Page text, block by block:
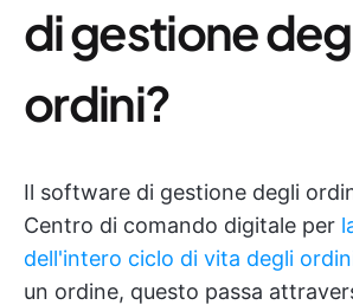
di gestione
ordini?
Il software di gestione degli
Centro di comando digitale per
dell'intero ciclo di vita degli
un ordine, questo passa